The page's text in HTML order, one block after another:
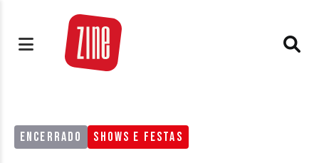
ENCERRADO SHOWS E FESTAS